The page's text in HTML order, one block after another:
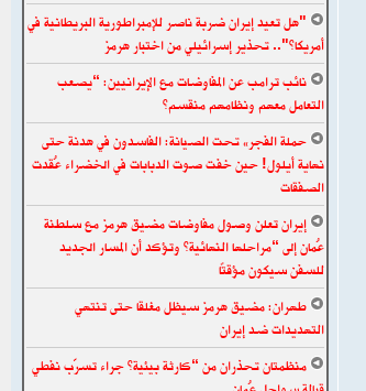
"هل تعيد إيران ضربة ناصر للإمبراطورية البريطانية في
أمريكا؟".. تحذير إسرائيلي من اختبار هرمز
نائب ترامب عن المفاوضات مع الإيرانيين: “يصعب
التعامل معهم ونظامهم منقسم”
حملة الفجر» تحت الصيانة: الفاسدون في هدنة حتى
نهاية أيلول! حين خفت صوت الدبابات في الخضراء عُقدت
الصفقات
إيران تعلن وصول مفاوضات مضيق هرمز مع سلطنة
عُمان إلى “مراحلها النهائية” وتؤكد أن المسار الجديد
للسفن سيكون مؤقتًا
طهران: مضيق هرمز سيظل مغلقا حتى تنتهي
التهديدات ضد إيران
منظمتان تحذران من “كارثة بيئية” جراء تسرّب نفطي